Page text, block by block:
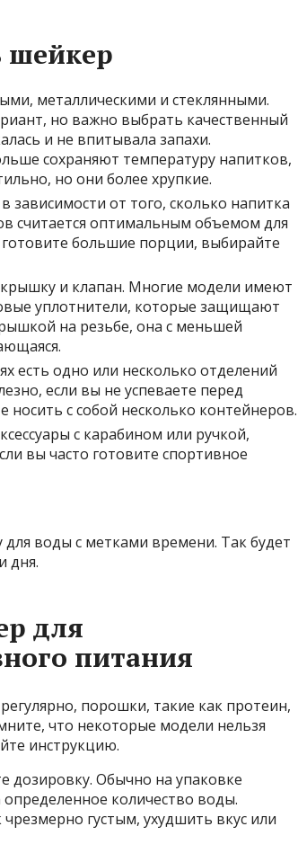
шейкер
металлическими и стеклянными.
но важно выбрать качественный
и не впитывала запахи.
сохраняют температуру напитков,
но они более хрупкие.
от того, сколько напитка
считается оптимальным объемом для
большие порции, выбирайте
и клапан. Многие модели имеют
уплотнители, которые защищают
на резьбе, она с меньшей
есть одно или несколько отделений
если вы не успеваете перед
с собой несколько контейнеров.
с карабином или ручкой,
вы часто готовите спортивное
для воды с метками времени. Так будет
дня.
для
питания
порошки, такие как протеин,
что некоторые модели нельзя
инструкцию.
дозировку. Обычно на упаковке
количество воды.
густым, ухудшить вкус или